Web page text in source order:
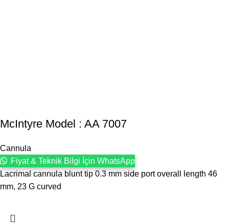
McIntyre Model : AA 7007
Cannula
Fiyat & Teknik Bilgi İçin WhatsApp
Lacrimal cannula blunt tip 0.3 mm side port overall length 46
mm, 23 G curved